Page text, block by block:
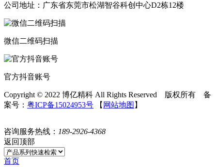
公司地址：广东省东莞市松湖智谷科创中心D2栋12楼
微信二维码扫描
官方抖音账号
Copyright © 2022 博亿精科 All Rights Reserved 版权所有 备
案号： 粤ICP备15024953号 【 网站地图 】
咨询服务热线： 189-2926-4368
返回顶部
首页